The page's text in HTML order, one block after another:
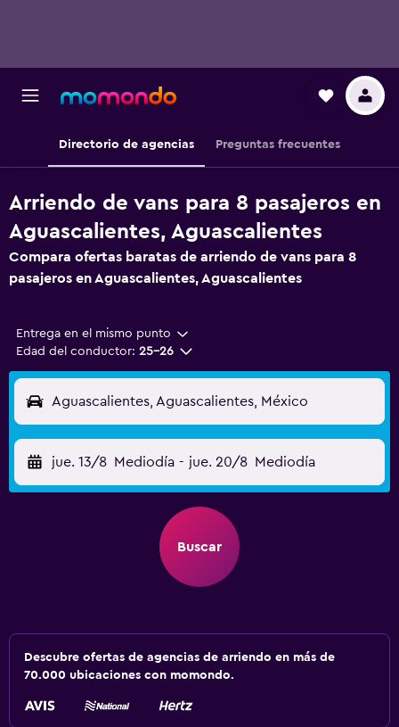
Directorio de agencias Preguntas frecuentes
Arriendo de vans para 8 pasajeros en
Aguascalientes, Aguascalientes
Compara ofertas baratas de arriendo de vans para 8
pasajeros en Aguascalientes, Aguascalientes
Entrega en el mismo punto
Edad del conductor: 25-26
Aguascalientes, Aguascalientes, México
jue. 13/8 Mediodía - jue. 20/8 Mediodía
Buscar
Descubre ofertas de agencias de arriendo en más de
70.000 ubicaciones con momondo.